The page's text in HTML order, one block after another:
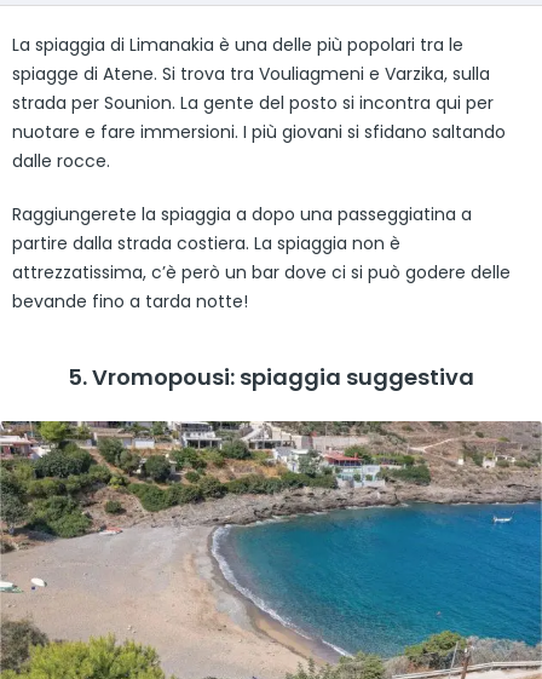
La spiaggia di Limanakia è una delle più popolari tra le
spiagge di Atene. Si trova tra Vouliagmeni e Varzika, sulla
strada per Sounion. La gente del posto si incontra qui per
nuotare e fare immersioni. I più giovani si sfidano saltando
dalle rocce.
Raggiungerete la spiaggia a dopo una passeggiatina a
partire dalla strada costiera. La spiaggia non è
attrezzatissima, c’è però un bar dove ci si può godere delle
bevande fino a tarda notte!
5. Vromopousi: spiaggia suggestiva